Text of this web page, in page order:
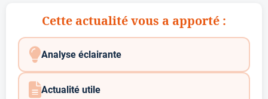
Cette actualité vous a apporté :
Analyse éclairante
Actualité utile